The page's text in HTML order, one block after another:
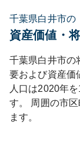
千葉県白井市の
資産価値・
千葉県白井市の
要および資産価
人口は2020年
す。
周囲の市
ます。